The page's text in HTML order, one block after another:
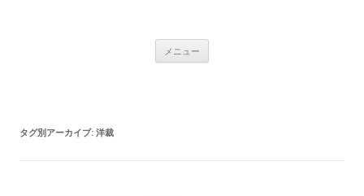
子が、大島紬や久留米絣などの着物をリメイクした洋服やバッグなどの
メニュー
タグ別アーカイブ: 洋裁